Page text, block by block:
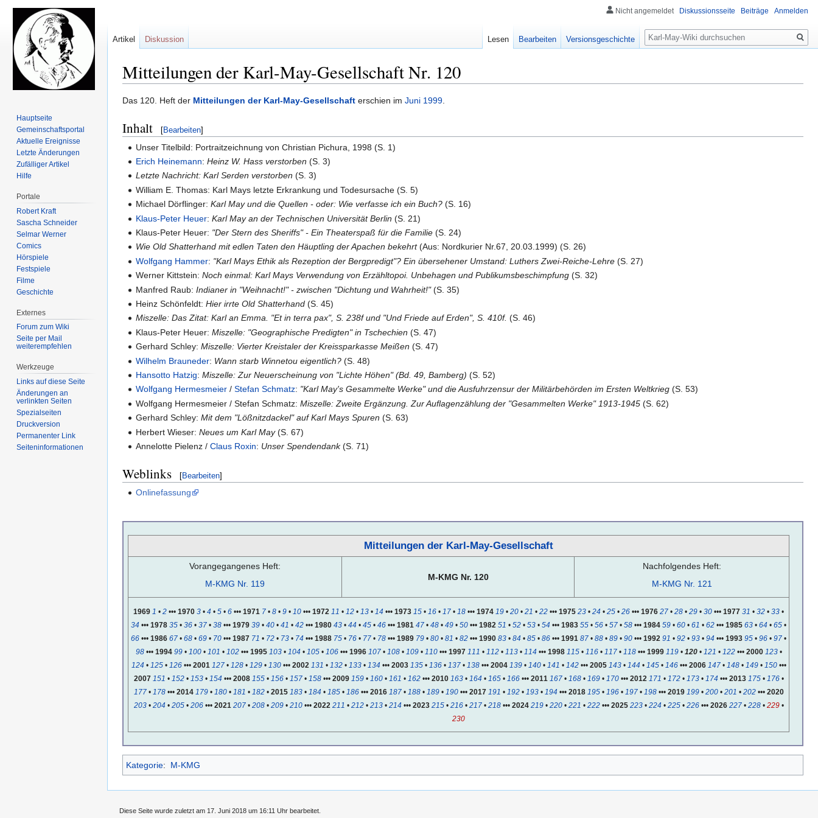
Mitteilungen der Karl-May-Gesellschaft Nr. 120
Zur
springen
Zur
springen
Das 120. Heft der Mitteilungen der Karl-May-Gesellschaft erschien im Juni 1999.
Inhalt [Bearbeiten]
Unser Titelbild: Portraitzeichnung von Christian Pichura, 1998 (S. 1)
Erich Heinemann:Heinz W. Hass verstorben (S. 3)
Letzte Nachricht: Karl Serden verstorben (S. 3)
William E. Thomas: Karl Mays letzte Erkrankung und Todesursache (S. 5)
Michael Dörflinger:Karl May und die Quellen - oder: Wie verfasse ich ein Buch? (S. 16)
Klaus-Peter Heuer:Karl May an der Technischen Universität Berlin (S. 21)
Klaus-Peter Heuer: "Der Stern des Sheriffs" - Ein Theaterspaß für die Familie (S. 24)
Wie Old Shatterhand mit edlen Taten den Häuptling der Apachen bekehrt(Aus: Nordkurier Nr.67, 20.03.1999) (S. 26)
Wolfgang Hammer: "Karl Mays Ethik als Rezeption der Bergpredigt"? Ein übersehener Umstand: Luthers Zwei-Reiche-Lehre (S. 27)
Werner Kittstein:Noch einmal: Karl Mays Verwendung von Erzähltopoi. Unbehagen und Publikumsbeschimpfung (S. 32)
Manfred Raub:Indianer in "Weihnacht!" - zwischen "Dichtung und Wahrheit!"(S. 35)
Heinz Schönfeldt:Hier irrte Old Shatterhand (S. 45)
Miszelle: Das Zitat: Karl an Emma. "Et in terra pax", S. 238f und "Und Friede auf Erden", S. 410f. (S. 46)
Klaus-Peter Heuer:Miszelle: "Geographische Predigten" in Tschechien (S. 47)
Gerhard Schley:Miszelle: Vierter Kreistaler der Kreissparkasse Meißen (S. 47)
Wilhelm Brauneder: Wann starb Winnetou eigentlich? (S. 48)
Hansotto Hatzig:Miszelle: Zur Neuerscheinung von "Lichte Höhen" (Bd. 49, Bamberg) (S. 52)
Wolfgang Hermesmeier /Stefan Schmatz: "Karl May's Gesammelte Werke" und die Ausfuhrzensur der Militärbehörden im Ersten Weltkrieg (S. 53)
Wolfgang Hermesmeier / Stefan Schmatz:Miszelle: Zweite Ergänzung. Zur Auflagenzählung der "Gesammelten Werke" 1913-1945 (S. 62)
Gerhard Schley:Mit dem "Lößnitzdackel" auf Karl Mays Spuren (S. 63)
Herbert Wieser:Neues um Karl May(S. 67)
Annelotte Pielenz /Claus Roxin: Unser Spendendank(S. 71)
Weblinks [Bearbeiten]
Onlinefassung
Mitteilungen der Karl-May-Gesellschaft
Vorangegangenes Heft:
M-KMG Nr. 119
M-KMG Nr. 120
Nachfolgendes Heft:
M-KMG Nr. 121
1969 1 • 2 ••• 1970 3 • 4 • 5 • 6 ••• 1971 7 • 8 • 9 • 10 ••• 1972 11 • 12 • 13 • 14 ••• 1973 15 • 16 • 17 • 18 ••• 1974 19 • 20 • 21 • 22 ••• 1975 23 • 24 • 25 • 26 ••• 1976 27 • 28 • 29 • 30 ••• 1977 31 • 32 • 33 •
34 ••• 1978 35 • 36 • 37 • 38 ••• 1979 39 • 40 • 41 • 42 ••• 1980 43 • 44 • 45 • 46 ••• 1981 47 • 48 • 49 • 50 ••• 1982 51 • 52 • 53 • 54 ••• 1983 55 • 56 • 57 • 58 ••• 1984 59 • 60 • 61 • 62 ••• 1985 63 • 64 • 65 •
66 ••• 1986 67 • 68 • 69 • 70 ••• 1987 71 • 72 • 73 • 74 ••• 1988 75 • 76 • 77 • 78 ••• 1989 79 • 80 • 81 • 82 ••• 1990 83 • 84 • 85 • 86 ••• 1991 87 • 88 • 89 • 90 ••• 1992 91 • 92 • 93 • 94 ••• 1993 95 • 96 • 97 •
98••• 1994 99• 100• 101 • 102••• 1995 103• 104• 105• 106••• 1996 107• 108• 109• 110••• 1997 111 • 112• 113• 114••• 1998 115• 116• 117• 118••• 1999 119• 120• 121 • 122••• 2000 123•
124• 125• 126••• 2001 127• 128• 129• 130••• 2002 131 • 132• 133• 134••• 2003 135• 136• 137• 138••• 2004 139• 140• 141 • 142••• 2005 143• 144• 145• 146••• 2006 147• 148• 149• 150•••
2007 151 • 152• 153• 154••• 2008 155• 156• 157• 158••• 2009 159• 160• 161 • 162••• 2010 163• 164• 165• 166••• 2011 167• 168• 169• 170••• 2012 171 • 172• 173• 174••• 2013 175• 176•
177• 178••• 2014 179• 180• 181 • 182• 2015 183• 184• 185• 186••• 2016 187• 188• 189• 190••• 2017 191 • 192• 193• 194••• 2018 195• 196• 197• 198••• 2019 199• 200• 201 • 202••• 2020
203• 204• 205• 206••• 2021 207• 208• 209• 210••• 2022 211 • 212• 213• 214••• 2023 215• 216• 217• 218••• 2024 219• 220• 221 • 222••• 2025 223• 224• 225• 226••• 2026 227• 228• 229•
230
Kategorie: M-KMG
Nicht angemeldet Diskussionsseite Beiträge Anmelden
Artikel Diskussion Lesen Bearbeiten Versionsgeschichte
Suche
Hauptseite
Gemeinschafts­portal
Aktuelle Ereignisse
Letzte Änderungen
Zufälliger Artikel
Hilfe
Portale
Robert Kraft
Sascha Schneider
Selmar Werner
Comics
Hörspiele
Festspiele
Filme
Geschichte
Externes
Forum zum Wiki
Seite per Mail
weiterempfehlen
Werkzeuge
Links auf diese Seite
Änderungen an
verlinkten Seiten
Spezialseiten
Druckversion
Permanenter Link
Seiten­informationen
Diese Seite wurde zuletzt am 17. Juni 2018 um 16:11 Uhr bearbeitet.